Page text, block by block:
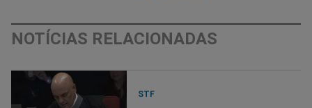
NOTÍCIAS RELACIONADAS
STF